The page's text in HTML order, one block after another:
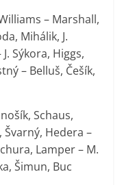
– Marshall,
Mihálik, J.
Sýkora, Higgs,
– Belluš, Češík,
Schaus,
Švarný, Hedera –
Lamper – M.
Šimun, Buc